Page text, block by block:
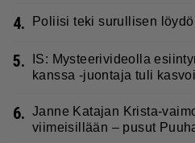
4. Poliisi teki surullisen
5.
IS: Mysteerivideolla
kanssa -juontaja tuli
6. Janne Katajan Krista-
viimeisillään – pusut